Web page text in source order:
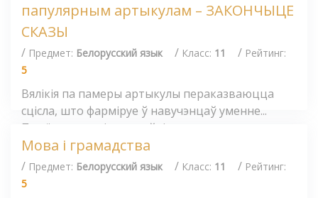
папулярным артыкулам – ЗАКОНЧЫЦЕ
СКАЗЫ
/ Предмет: Белорусский язык / Класс: 11 / Рейтинг:
5
Вялікія па памеры артыкулы пераказваюцца
сцісла, што фарміруе ў навучэнцаў уменне...
Прыём, пры якім настаўнік загадзя...
Мова і грамадства
/ Предмет: Белорусский язык / Класс: 11 / Рейтинг:
5